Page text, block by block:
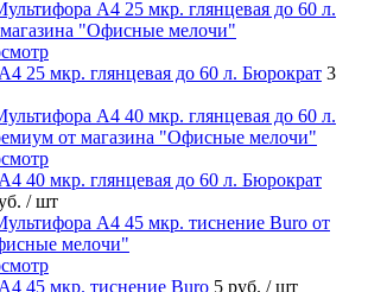
25 мкр. глянцевая до 60 л. Бюрократ 3
40 мкр. глянцевая до 60 л. Бюрократ
/ шт
45 мкр. тиснение Buro 5 руб. / шт